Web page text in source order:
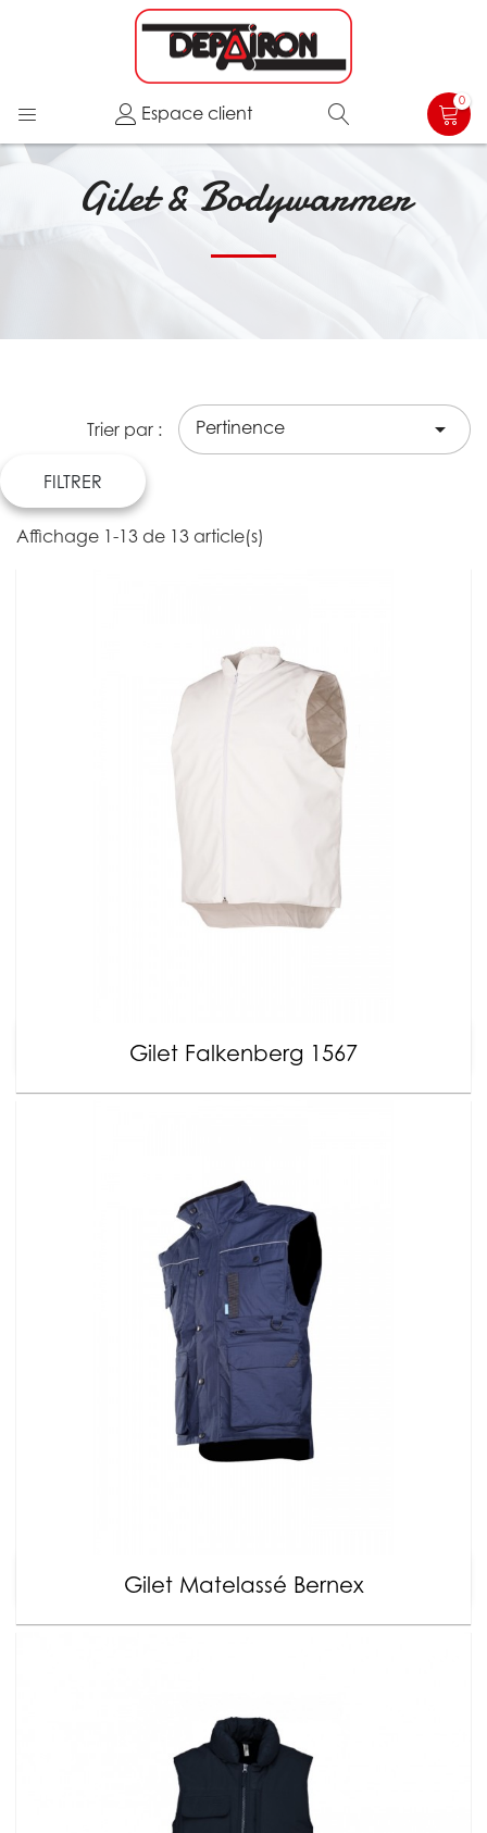
Espace client
0
Gilet & Bodywarmer
Trier par : Pertinence 
FILTRER
Affichage 1-13 de 13 article(s)
Gilet Falkenberg 1567
Gilet Matelassé Bernex